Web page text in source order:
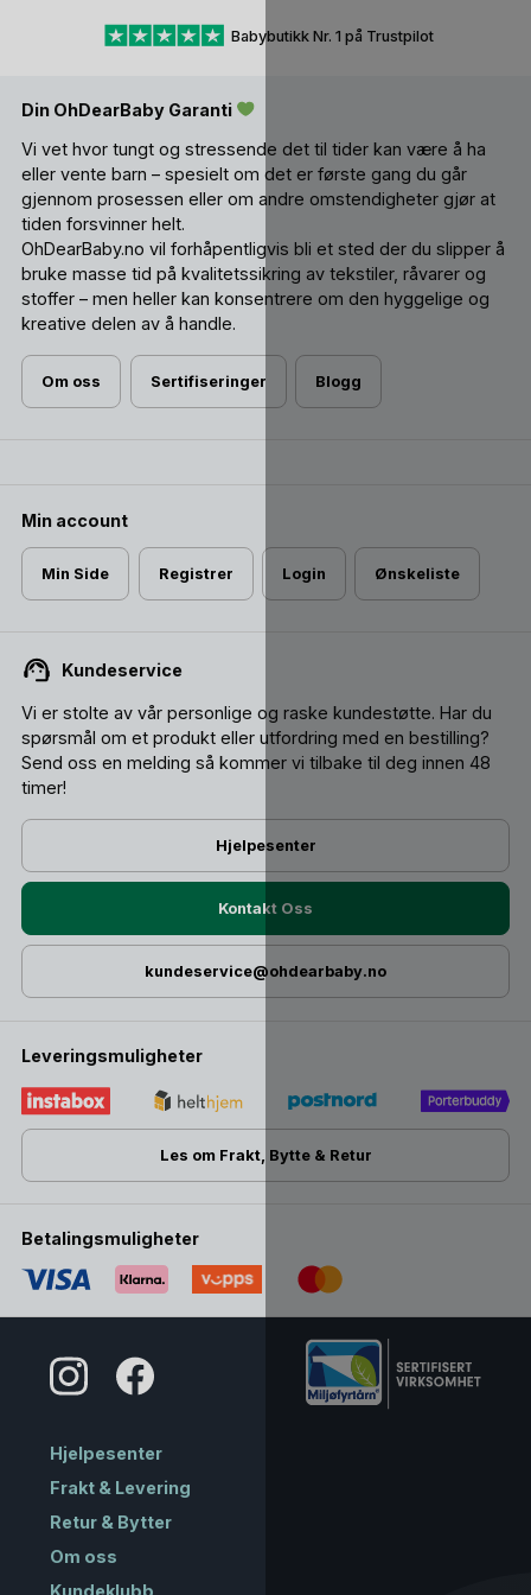
Babybutikk Nr. 1 på Trustpilot
Din OhDearBaby Garanti
Vi vet hvor tungt og stressende det til tider kan være å ha
eller vente barn – spesielt om det er første gang du går
gjennom prosessen eller om andre omstendigheter gjør at
tiden forsvinner helt.
OhDearBaby.no vil forhåpentligvis bli et sted der du slipper å
bruke masse tid på kvalitetssikring av tekstiler, råvarer og
stoffer – men heller kan konsentrere om den hyggelige og
kreative delen av å handle.
Om oss Sertifiseringer Blogg
Min account
Min Side Registrer Login Ønskeliste
Kundeservice
Vi er stolte av vår personlige og raske kundestøtte. Har du
spørsmål om et produkt eller utfordring med en bestilling?
Send oss ​​en melding så kommer vi tilbake til deg innen 48
timer!
Hjelpesenter
Kontakt Oss
kundeservice@ohdearbaby.no
Leveringsmuligheter
Les om Frakt, Bytte & Retur
Betalingsmuligheter
Hjelpesenter
Frakt & Levering
Retur & Bytter
Om oss